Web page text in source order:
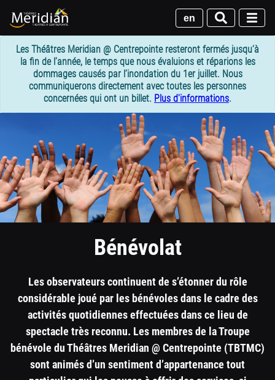
contenu
principal
en
Les Théâtres Meridian @ Centrepointe resteront fermés jusqu’à
la fin de l’année, le temps que nous évaluions et réparions les
dommages causés par l’inondation du 1er juillet. Nous
communiquerons directement avec toutes les personnes
concernées qui ont un billet. Plus d'informations.
column
header
section
Bénévolat
Les observateurs continuent de s’étonner du rôle
considérable joué par les bénévoles dans le cadre des
activités quotidiennes effectuées dans ce lieu de
spectacle très reconnu. Les membres de la Troupe
bénévole du Théâtres Meridian @ Centrepointe (TBTMC)
sont animés d’un sentiment d’appartenance tout